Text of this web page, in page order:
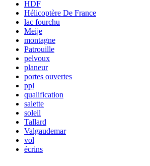
HDF
Hélicoptère De France
lac fourchu
Meije
montagne
Patrouille
pelvoux
planeur
portes ouvertes
ppl
qualification
salette
soleil
Tallard
Valgaudemar
vol
écrins